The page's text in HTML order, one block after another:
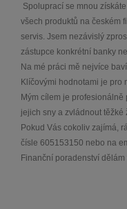
Spoluprací se mnou
všech produktů na českém
servis. Jsem nezávislý
zástupce konkrétní banky
Na mé práci mě nejvíce
Klíčovými hodnotami je pro
Mým cílem je
jejich sny a zvládnout těžké
Pokud Vás cokoliv zajímá,
čísle 605153150 nebo na
Finanční poradenství dělám